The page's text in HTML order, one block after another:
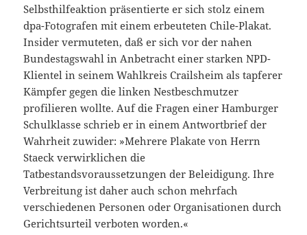
Selbsthilfeaktion präsentierte er sich stolz einem
dpa-Fotografen mit einem erbeuteten Chile-Plakat.
Insider vermuteten, daß er sich vor der nahen
Bundestagswahl in Anbetracht einer starken NPD-
Klientel in seinem Wahlkreis Crailsheim als tapferer
Kämpfer gegen die linken Nestbeschmutzer
profilieren wollte. Auf die Fragen einer Hamburger
Schulklasse schrieb er in einem Antwortbrief der
Wahrheit zuwider: »Mehrere Plakate von Herrn
Staeck verwirklichen die
Tatbestandsvoraussetzungen der Beleidigung. Ihre
Verbreitung ist daher auch schon mehrfach
verschiedenen Personen oder Organisationen durch
Gerichtsurteil verboten worden.«